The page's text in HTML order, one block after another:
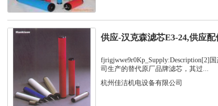
供应-汉克森滤芯E3-24,供应配
fjrigjwwe9r0Kp_Supply:Description[2]
司生产的替代原厂品牌滤芯，其过...
杭州佳洁机电设备有限公司